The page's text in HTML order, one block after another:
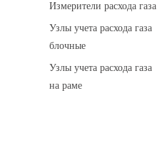
Измерители расхода газа
Узлы учета расхода газа
блочные
Узлы учета расхода газа
на раме